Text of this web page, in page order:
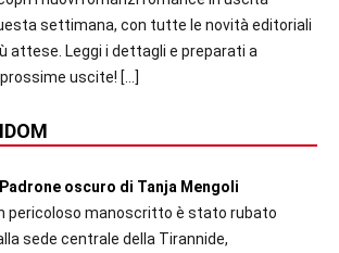
settimana, con tutte le novità editoriali
attese. Leggi i dettagli e preparati a
uscite! […]
oscuro di Tanja Mengoli
pericoloso manoscritto è stato rubato
sede centrale della Tirannide,